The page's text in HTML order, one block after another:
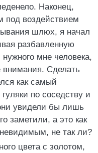
Наконец,
под воздействием
шлюх, я начал
разбавленную
мне человека,
внимания. Сделать
как самый
по соседству и
увидели бы лишь
заметили, а это как
невидимым, не так ли?
цвета с золотом,